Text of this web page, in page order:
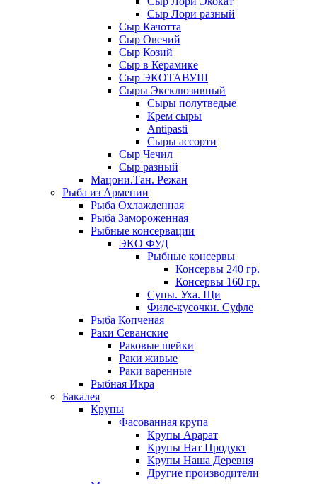
Сыр Лори разный
Сыр Качотта
Сыр Овечий
Сыр Козий
Сыр в Керамике
Сыр ЭКОТАВУШ
Сыры Эксклюзивный
Сыры полутведые
Крем сыры
Antipasti
Сыры ассорти
Сыр Чечил
Сыр разный
Мацони.Тан. Режан
Рыба из Армении
Рыба Охлажденная
Рыба Замороженная
Рыбные консервации
ЭКО ФУД
Рыбные консервы
Консервы 240 гр.
Консервы 160 гр.
Супы. Уха. Щи
Филе-кусочки. Суфле
Рыба Копченая
Раки Севанские
Раковые шейки
Раки живые
Раки варенные
Рыбная Икра
Бакалея
Крупы
Фасованная крупа
Крупы Арарат
Крупы Нат Продукт
Крупы Наша Деревня
Другие производители